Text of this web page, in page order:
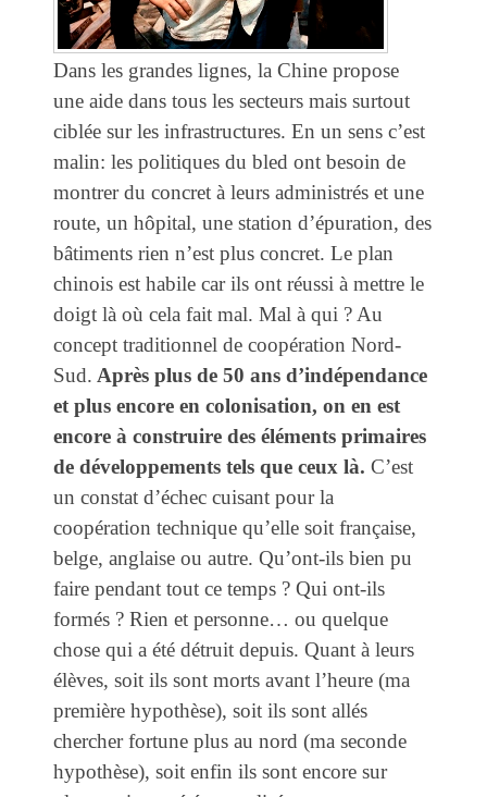
Dans les grandes lignes, la Chine propose
une aide dans tous les secteurs mais surtout
ciblée sur les infrastructures. En un sens c’est
malin: les politiques du bled ont besoin de
montrer du concret à leurs administrés et une
route, un hôpital, une station d’épuration, des
bâtiments rien n’est plus concret. Le plan
chinois est habile car ils ont réussi à mettre le
doigt là où cela fait mal. Mal à qui ? Au
concept traditionnel de coopération Nord-
Sud. Après plus de 50 ans d’indépendance
et plus encore en colonisation, on en est
encore à construire des éléments primaires
de développements tels que ceux là. C’est
un constat d’échec cuisant pour la
coopération technique qu’elle soit française,
belge, anglaise ou autre. Qu’ont-ils bien pu
faire pendant tout ce temps ? Qui ont-ils
formés ? Rien et personne… ou quelque
chose qui a été détruit depuis. Quant à leurs
élèves, soit ils sont morts avant l’heure (ma
première hypothèse), soit ils sont allés
chercher fortune plus au nord (ma seconde
hypothèse), soit enfin ils sont encore sur